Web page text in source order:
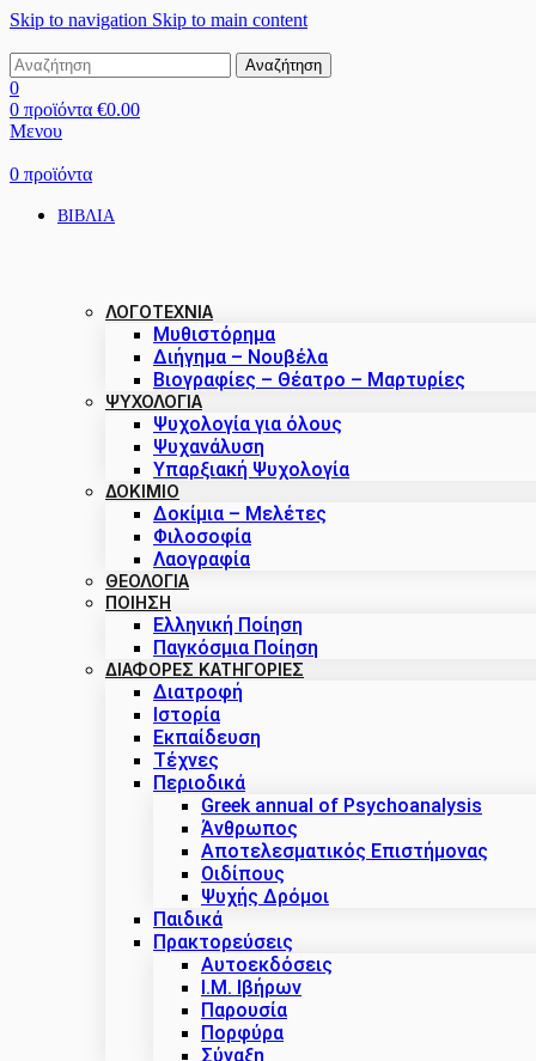
Skip to navigation Skip to main content
Αναζήτηση
0
0 προϊόντα €0.00
Μενου
0 προϊόντα
ΒΙΒΛΙΑ
ΛΟΓΟΤΕΧΝΙΑ
Μυθιστόρημα
Διήγημα – Νουβέλα
Βιογραφίες – Θέατρο – Μαρτυρίες
ΨΥΧΟΛΟΓΙΑ
Ψυχολογία για όλους
Ψυχανάλυση
Υπαρξιακή Ψυχολογία
ΔΟΚΊΜΙΟ
Δοκίμια – Μελέτες
Φιλοσοφία
Λαογραφία
ΘΕΟΛΟΓΙΑ
ΠΟΙΗΣΗ
Ελληνική Ποίηση
Παγκόσμια Ποίηση
ΔΙΑΦΟΡΕΣ ΚΑΤΗΓΟΡΙΕΣ
Διατροφή
Ιστορία
Εκπαίδευση
Τέχνες
Περιοδικά
Greek annual of Psychoanalysis
Άνθρωπος
Αποτελεσματικός Επιστήμονας
Οιδίπους
Ψυχής Δρόμοι
Παιδικά
Πρακτoρεύσεις
Αυτοεκδόσεις
Ι.Μ. Ιβήρων
Παρουσία
Πορφύρα
Σύναξη